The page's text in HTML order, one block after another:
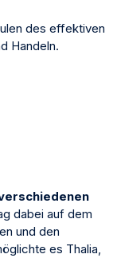
des effektiven
Handeln.
dabei auf dem
und den
es Thalia,